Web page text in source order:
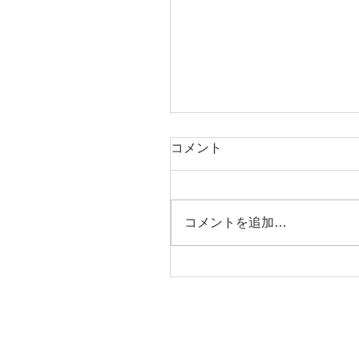
油圧ディスクブレーキ+
コメント
コメントを追加…